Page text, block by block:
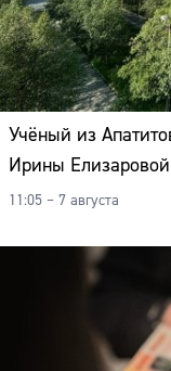
Учёный из
Ирины Елизаровой
11:05 – 7 августа